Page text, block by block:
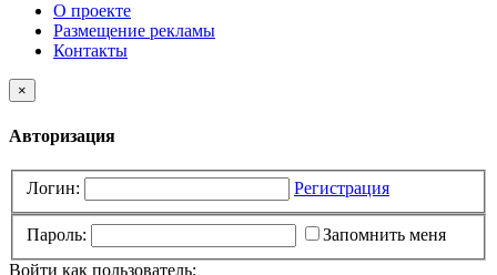
О проекте
Размещение рекламы
Контакты
×
Авторизация
Логин: Регистрация
Пароль:
Запомнить меня
Войти как пользователь: